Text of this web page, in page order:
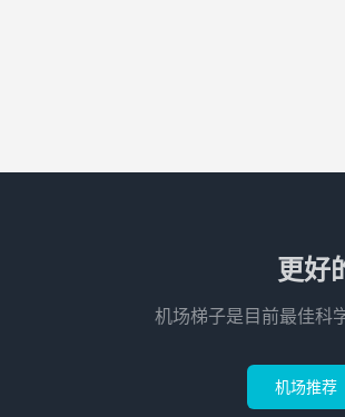
更好
机场梯子是目前最佳科
机场推荐